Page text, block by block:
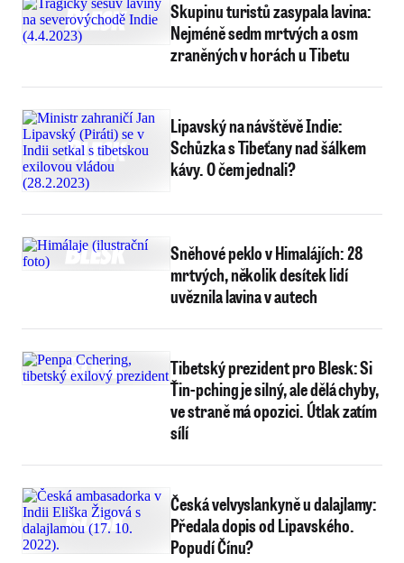
Skupinu turistů zasypala lavina:
Nejméně sedm mrtvých a osm
zraněných v horách u Tibetu
Lipavský na návštěvě Indie:
Schůzka s Tibeťany nad šálkem
kávy. O čem jednali?
Sněhové peklo v Himalájích: 28
mrtvých, několik desítek lidí
uvěznila lavina v autech
Tibetský prezident pro Blesk: Si
Ťin-pching je silný, ale dělá chyby,
ve straně má opozici. Útlak zatím
sílí
Česká velvyslankyně u dalajlamy:
Předala dopis od Lipavského.
Popudí Čínu?